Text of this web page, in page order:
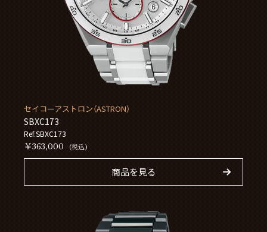
セイコーアストロン（ASTRON）
SBXC173
Ref.SBXC173
￥363,000 (税込)
商品を見る